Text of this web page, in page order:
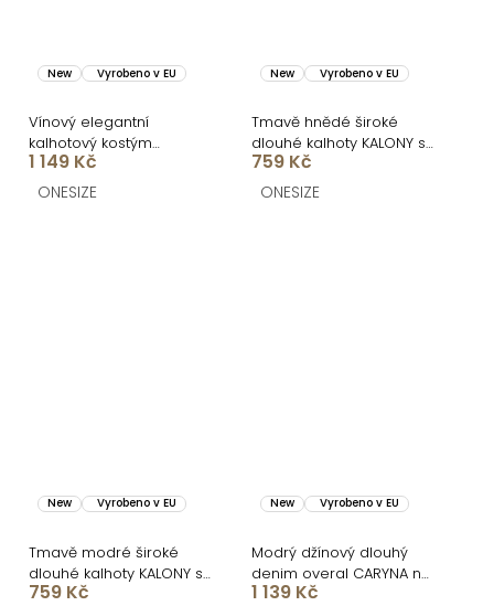
New Vyrobeno v EU
Vínový elegantní
kalhotový kostým
STRENEA
1 149 Kč
ONESIZE
New Vyrobeno v EU
Tmavě hnědé široké
dlouhé kalhoty KALONY s
páskem
759 Kč
ONESIZE
New Vyrobeno v EU
Tmavě modré široké
dlouhé kalhoty KALONY s
páskem
759 Kč
New Vyrobeno v EU
Modrý džínový dlouhý
denim overal CARYNA na
ramínka
1 139 Kč